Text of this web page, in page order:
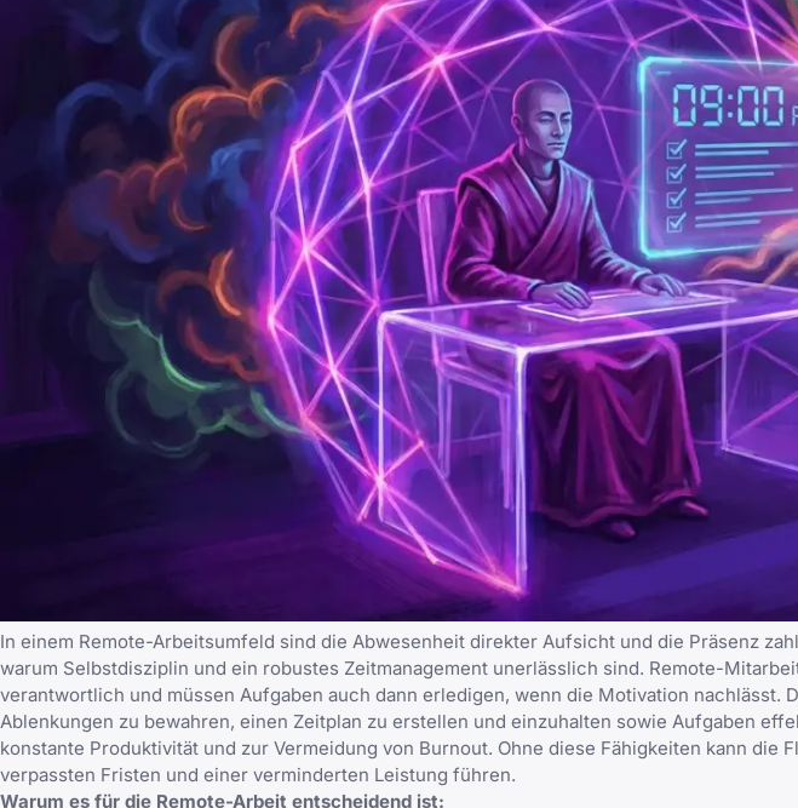
In einem Remote-Arbeitsumfeld sind die Abwesenheit direkter Aufsicht und die Präsenz
warum Selbstdisziplin und ein robustes Zeitmanagement unerlässlich sind. Remote-
verantwortlich und müssen Aufgaben auch dann erledigen, wenn die Motivation nachlässt.
Ablenkungen zu bewahren, einen Zeitplan zu erstellen und einzuhalten sowie Aufgaben
konstante Produktivität und zur Vermeidung von Burnout. Ohne diese Fähigkeiten kann die
verpassten Fristen und einer verminderten Leistung führen.
Warum es für die Remote-Arbeit entscheidend ist: